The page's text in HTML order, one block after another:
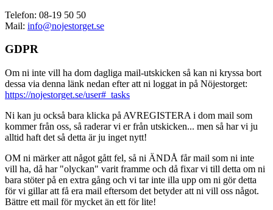
Telefon: 08-19 50 50
Mail: info@nojestorget.se
GDPR
Om ni inte vill ha dom dagliga mail-utskicken så kan ni kryssa bort
dessa via denna länk nedan efter att ni loggat in på Nöjestorget:
https://nojestorget.se/user#_tasks
Ni kan ju också bara klicka på AVREGISTERA i dom mail som
kommer från oss, så raderar vi er från utskicken... men så har vi ju
alltid haft det så detta är ju inget nytt!
OM ni märker att något gått fel, så ni ÄNDÅ får mail som ni inte
vill ha, då har "olyckan" varit framme och då fixar vi till detta om ni
bara stöter på en extra gång och vi tar inte illa upp om ni gör detta
för vi gillar att få era mail eftersom det betyder att ni vill oss något.
Bättre ett mail för mycket än ett för lite!